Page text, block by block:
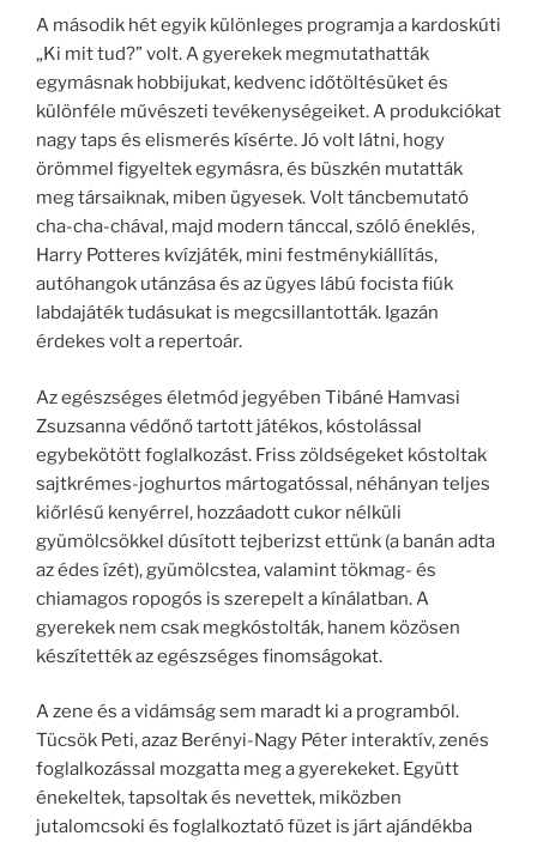
A második hét egyik különleges programja a kardoskúti
„Ki mit tud?” volt. A gyerekek megmutathatták
egymásnak hobbijukat, kedvenc időtöltésüket és
különféle művészeti tevékenységeiket. A produkciókat
nagy taps és elismerés kísérte. Jó volt látni, hogy
örömmel figyeltek egymásra, és büszkén mutatták
meg társaiknak, miben ügyesek. Volt táncbemutató
cha-cha-chával, majd modern tánccal, szóló éneklés,
Harry Potteres kvízjáték, mini festménykiállítás,
autóhangok utánzása és az ügyes lábú focista fiúk
labdajáték tudásukat is megcsillantották. Igazán
érdekes volt a repertoár.
Az egészséges életmód jegyében Tibáné Hamvasi
Zsuzsanna védőnő tartott játékos, kóstolással
egybekötött foglalkozást. Friss zöldségeket kóstoltak
sajtkrémes-joghurtos mártogatóssal, néhányan teljes
kiőrlésű kenyérrel, hozzáadott cukor nélküli
gyümölcsökkel dúsított tejberizst ettünk (a banán adta
az édes ízét), gyümölcstea, valamint tökmag- és
chiamagos ropogós is szerepelt a kínálatban. A
gyerekek nem csak megkóstolták, hanem közösen
készítették az egészséges finomságokat.
A zene és a vidámság sem maradt ki a programból.
Tücsök Peti, azaz Berényi-Nagy Péter interaktív, zenés
foglalkozással mozgatta meg a gyerekeket. Együtt
énekeltek, tapsoltak és nevettek, miközben
jutalomcsoki és foglalkoztató füzet is járt ajándékba